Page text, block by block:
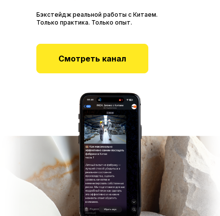
Бэкстейдж реальной работы с Китаем.
Только практика. Только опыт.
Смотреть канал